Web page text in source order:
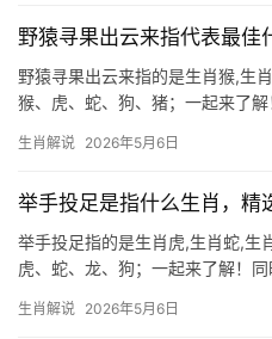
野猿寻果出云来指代表最佳
野猿寻果出云来指的是生肖猴,生
猴、虎、蛇、狗、猪；一起来了
与进取，猿猴攀援云雾，恰似生肖
生肖解说 2026年5月6日
举手投足是指什么生肖，精
举手投足指的是生肖虎,生肖蛇,生
虎、蛇、龙、狗；一起来了解！
鼠天生具备敏锐的洞察力，尤其在
生肖解说 2026年5月6日